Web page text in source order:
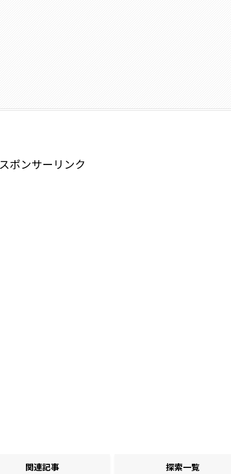
スポンサーリンク
関連記事 探索一覧